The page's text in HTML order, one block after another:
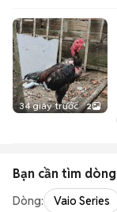
34 giây trước 2
Bạn cần tìm dòng
Dòng: Vaio Series